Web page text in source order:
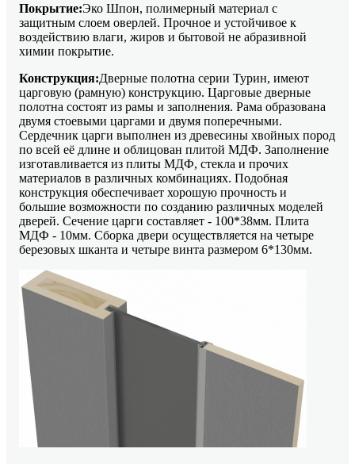
Покрытие:Эко Шпон, полимерный материал с
защитным слоем оверлей. Прочное и устойчивое к
воздействию влаги, жиров и бытовой не абразивной
химии покрытие.
Конструкция:Дверные полотна серии Турин, имеют
царговую (рамную) конструкцию. Царговые дверные
полотна состоят из рамы и заполнения. Рама образована
двумя стоевыми царгами и двумя поперечными.
Сердечник царги выполнен из древесины хвойных пород
по всей её длине и облицован плитой МДФ. Заполнение
изготавливается из плиты МДФ, стекла и прочих
материалов в различных комбинациях. Подобная
конструкция обеспечивает хорошую прочность и
большие возможности по созданию различных моделей
дверей. Сечение царги составляет - 100*38мм. Плита
МДФ - 10мм. Сборка двери осуществляется на четыре
березовых шканта и четыре винта размером 6*130мм.